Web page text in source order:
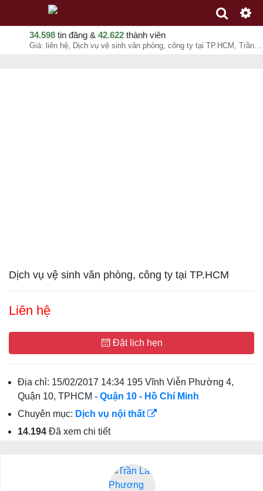
34.598 tin đăng & 42.622 thành viên
Giá: liên hệ, Dịch vụ vệ sinh văn phòng, công ty tại TP.HCM, Trần Lan Phương Khanh, chuyên mục Dịch vụ nội thất tại Quận 10 - Hồ Chí Minh - 08-08-2026 00:47:09
Dịch vụ vệ sinh văn phòng, công ty tại TP.HCM
Liên hệ
Đặt lịch hẹn
Địa chỉ: 15/02/2017 14:34 195 Vĩnh Viễn Phường 4,
Quận 10, TPHCM - Quận 10 - Hồ Chí Minh
Chuyên mục: Dịch vụ nội thất
14.194 Đã xem chi tiết